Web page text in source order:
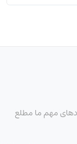
مهم ما مطلع